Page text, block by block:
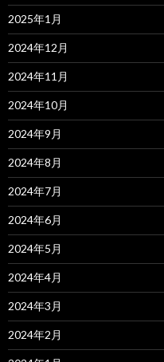
2025年1月
2024年12月
2024年11月
2024年10月
2024年9月
2024年8月
2024年7月
2024年6月
2024年5月
2024年4月
2024年3月
2024年2月